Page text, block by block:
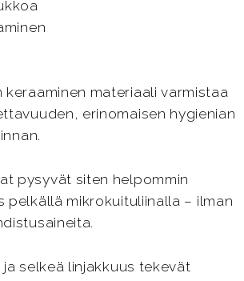
keraaminen materiaali varmistaa
erinomaisen hygienian
pysyvät siten helpommin
pelkällä mikrokuituliinalla – ilman
selkeä linjakkuus tekevät